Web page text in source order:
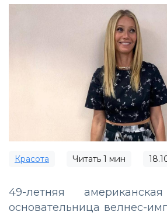
Красота Читать 1 мин
49-летняя
основательница велнес-